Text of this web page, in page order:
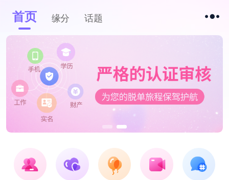
首页 缘分 话题